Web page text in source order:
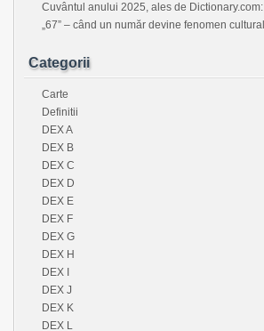
Cuvântul anului 2025, ales de Dictionary.com:
„67” – când un număr devine fenomen cultural
Categorii
Carte
Definitii
DEX A
DEX B
DEX C
DEX D
DEX E
DEX F
DEX G
DEX H
DEX I
DEX J
DEX K
DEX L